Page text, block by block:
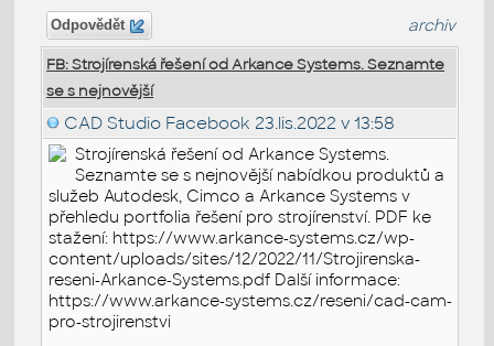
Odpovědět archiv
FB: Strojírenská řešení od Arkance Systems. Seznamte
se s nejnovější
CAD Studio Facebook 23.lis.2022 v 13:58
Strojírenská řešení od Arkance Systems.
Seznamte se s nejnovější nabídkou produktů a
služeb Autodesk, Cimco a Arkance Systems v
přehledu portfolia řešení pro strojírenství. PDF ke
stažení: https://www.arkance-systems.cz/wp-
content/uploads/sites/12/2022/11/Strojirenska-
reseni-Arkance-Systems.pdf Další informace:
https://www.arkance-systems.cz/reseni/cad-cam-
pro-strojirenstvi